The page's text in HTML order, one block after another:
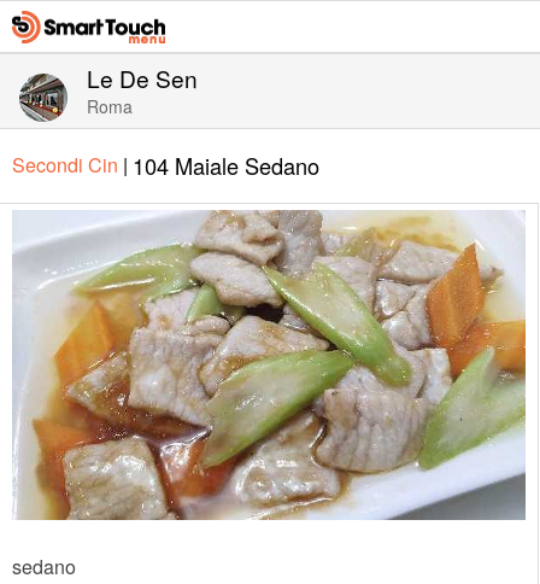
Le De Sen
Roma
Secondi Cin | 104 Maiale Sedano
sedano